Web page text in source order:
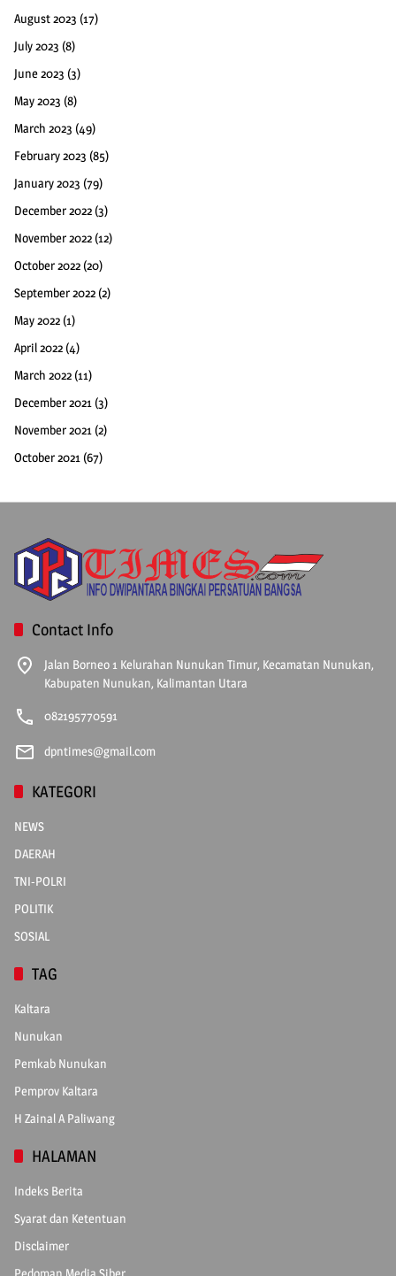
August 2023 (17)
July 2023 (8)
June 2023 (3)
May 2023 (8)
March 2023 (49)
February 2023 (85)
January 2023 (79)
December 2022 (3)
November 2022 (12)
October 2022 (20)
September 2022 (2)
May 2022 (1)
April 2022 (4)
March 2022 (11)
December 2021 (3)
November 2021 (2)
October 2021 (67)
Contact Info
Jalan Borneo 1 Kelurahan Nunukan Timur, Kecamatan Nunukan,
Kabupaten Nunukan, Kalimantan Utara
082195770591
dpntimes@gmail.com
KATEGORI
NEWS
DAERAH
TNI-POLRI
POLITIK
SOSIAL
TAG
Kaltara
Nunukan
Pemkab Nunukan
Pemprov Kaltara
H Zainal A Paliwang
HALAMAN
Indeks Berita
Syarat dan Ketentuan
Disclaimer
Pedoman Media Siber